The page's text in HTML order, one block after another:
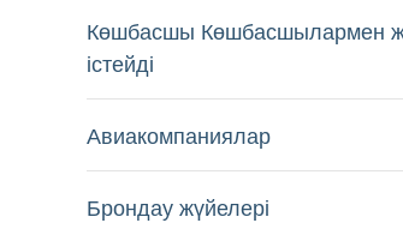
Көшбасшы Көшбасшылармен
істейді
Авиакомпаниялар
Брондау жүйелері